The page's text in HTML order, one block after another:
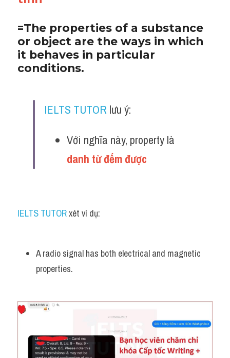
=The properties of a substance
or object are the ways in which
it behaves in particular
conditions.
IELTS TUTOR lưu ý:
danh từ đếm được
IELTS TUTOR xét ví dụ:
A radio signal has both electrical and magnetic
properties.